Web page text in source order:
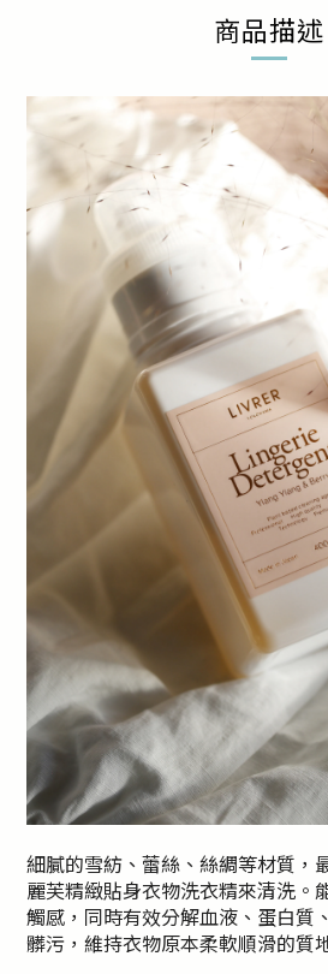
商品描述
細膩的雪紡、蕾絲、絲綢等材質，
麗芙精緻貼身衣物洗衣精來清洗。
觸感，同時有效分解血液、蛋白質
髒污，維持衣物原本柔軟順滑的質